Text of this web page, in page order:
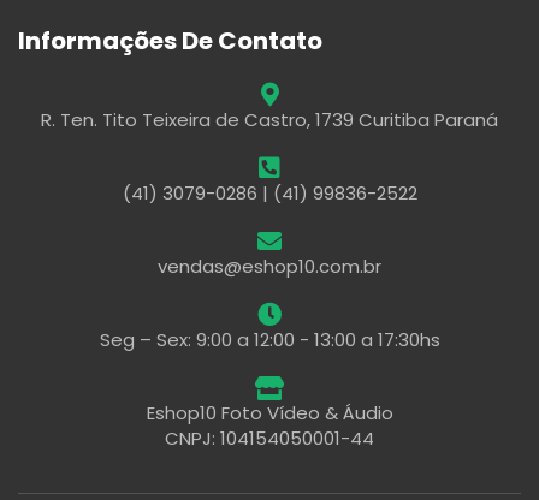
Informações De Contato
R. Ten. Tito Teixeira de Castro, 1739 Curitiba Paraná
(41) 3079-0286 | (41) 99836-2522
vendas@eshop10.com.br
Seg – Sex: 9:00 a 12:00 - 13:00 a 17:30hs
Eshop10 Foto Vídeo & Áudio
CNPJ: 104154050001-44